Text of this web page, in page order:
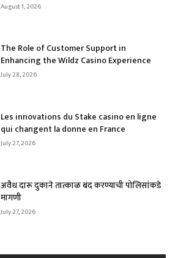
August 1, 2026
The Role of Customer Support in
Enhancing the Wildz Casino Experience
July 28, 2026
Les innovations du Stake casino en ligne
qui changent la donne en France
July 27, 2026
अवैध दारू दुकाने तात्काळ बंद करण्याची पोलिसांकडे
मागणी
July 27, 2026